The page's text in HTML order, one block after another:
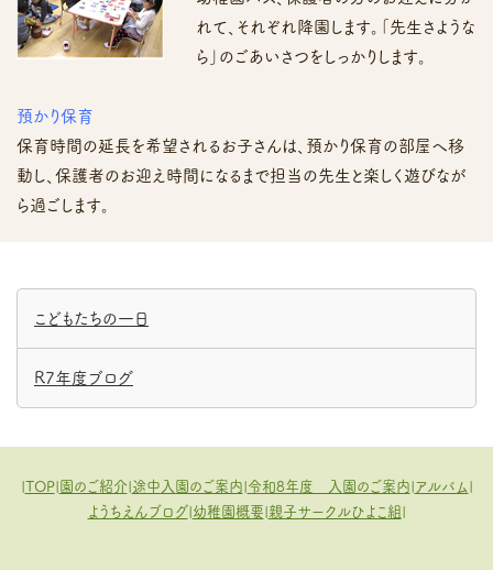
れて、それぞれ降園します。「先生さような
ら」のごあいさつをしっかりします。
預かり保育
保育時間の延長を希望されるお子さんは、預かり保育の部屋へ移
動し、保護者のお迎え時間になるまで担当の先生と楽しく遊びなが
ら過ごします。
こどもたちの一日
R7年度ブログ
TOP| 園のご紹介 途中入園のご案内 令和8年度 入園のご案内 アルバム
ようちえんブログ 幼稚園概要 親子サークルひよこ組